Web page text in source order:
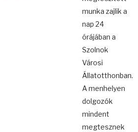
munka zajlik a
nap 24
órájában a
Szolnok
Városi
Állatotthonban.
A menhelyen
dolgozók
mindent
megtesznek